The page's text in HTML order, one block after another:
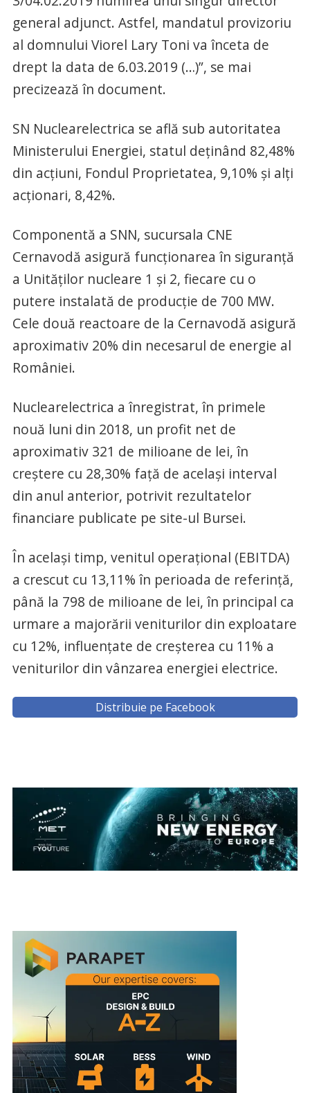
general adjunct. Astfel, mandatul provizoriu
al domnului Viorel Lary Toni va înceta de
drept la data de 6.03.2019 (…)”, se mai
precizează în document.
SN Nuclearelectrica se află sub autoritatea
Ministerului Energiei, statul deţinând 82,48%
din acţiuni, Fondul Proprietatea, 9,10% şi alţi
acţionari, 8,42%.
Componentă a SNN, sucursala CNE
Cernavodă asigură funcţionarea în siguranţă
a Unităţilor nucleare 1 şi 2, fiecare cu o
putere instalată de producţie de 700 MW.
Cele două reactoare de la Cernavodă asigură
aproximativ 20% din necesarul de energie al
României.
Nuclearelectrica a înregistrat, în primele
nouă luni din 2018, un profit net de
aproximativ 321 de milioane de lei, în
creştere cu 28,30% faţă de acelaşi interval
din anul anterior, potrivit rezultatelor
financiare publicate pe site-ul Bursei.
În acelaşi timp, venitul operaţional (EBITDA)
a crescut cu 13,11% în perioada de referinţă,
până la 798 de milioane de lei, în principal ca
urmare a majorării veniturilor din exploatare
cu 12%, influenţate de creşterea cu 11% a
veniturilor din vânzarea energiei electrice.
Distribuie pe Facebook